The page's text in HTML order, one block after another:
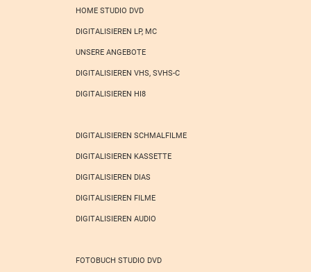
HOME STUDIO DVD
DIGITALISIEREN LP, MC
UNSERE ANGEBOTE
DIGITALISIEREN VHS, SVHS-C
DIGITALISIEREN HI8
DIGITALISIEREN SCHMALFILME
DIGITALISIEREN KASSETTE
DIGITALISIEREN DIAS
DIGITALISIEREN FILME
DIGITALISIEREN AUDIO
FOTOBUCH STUDIO DVD